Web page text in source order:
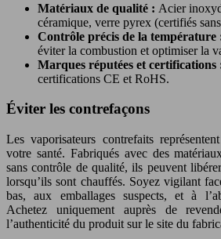
Matériaux de qualité : Acier
céramique, verre pyrex (certifiés
Contrôle précis de la température
éviter la combustion et optimiser la
Marques réputées et certifications
certifications CE et RoHS.
Éviter les contrefaçons
Les vaporisateurs contrefaits
votre santé. Fabriqués avec des
sans contrôle de qualité, ils peuvent
lorsqu’ils sont chauffés. Soyez vigilant
bas, aux emballages suspects, et à
Achetez uniquement auprès de
l’authenticité du produit sur le site du